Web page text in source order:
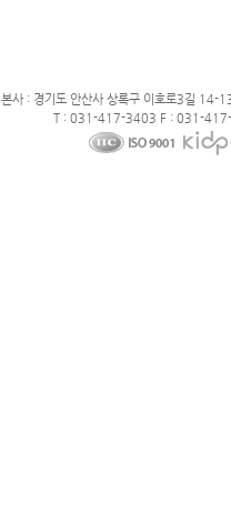
본사 : 경기도 안산사 상록구 이호로3길 14-
T : 031-417-3403 F : 031-